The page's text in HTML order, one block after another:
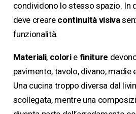
condividono lo stesso spazio. In
deve creare continuità visiva
funzionalità.
Materiali, colorie finiture
pavimento, tavolo, divano, madie
Una cucina troppo diversa dal
scollegata, mentre una